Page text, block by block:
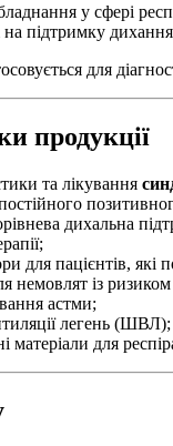
у сфері
підтримку
для
продукції
та лікування
дихальна
для пацієнтів, які
немовлят із
астми;
легень (ШВЛ);
матеріали для